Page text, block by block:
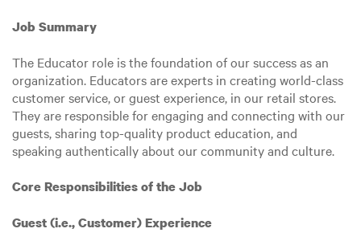
Job Summary
The Educator role is the foundation of our success as an
organization. Educators are experts in creating world-class
customer service, or guest experience, in our retail stores.
They are responsible for engaging and connecting with our
guests, sharing top-quality product education, and
speaking authentically about our community and culture.
Core Responsibilities of the Job
Guest (i.e., Customer) Experience